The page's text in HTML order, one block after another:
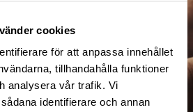
cookies
för att anpassa innehållet
tillhandahålla funktioner
analysera vår trafik. Vi
identifierare och annan